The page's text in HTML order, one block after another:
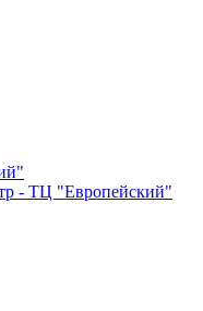
- ТЦ "Европейский"